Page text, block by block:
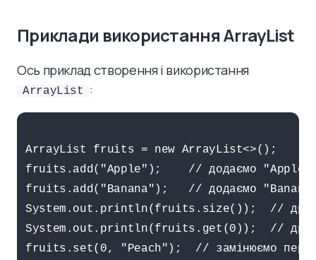
Приклади використання ArrayList
Ось приклад створення і використання
ArrayList :
ArrayList fruits = new ArrayList<>();
fruits.add("Apple");    // додаємо "Apple"
fruits.add("Banana");   // додаємо "Banana"
System.out.println(fruits.size());  //
System.out.println(fruits.get(0));  //
fruits.set(0, "Peach");  // замінюємо